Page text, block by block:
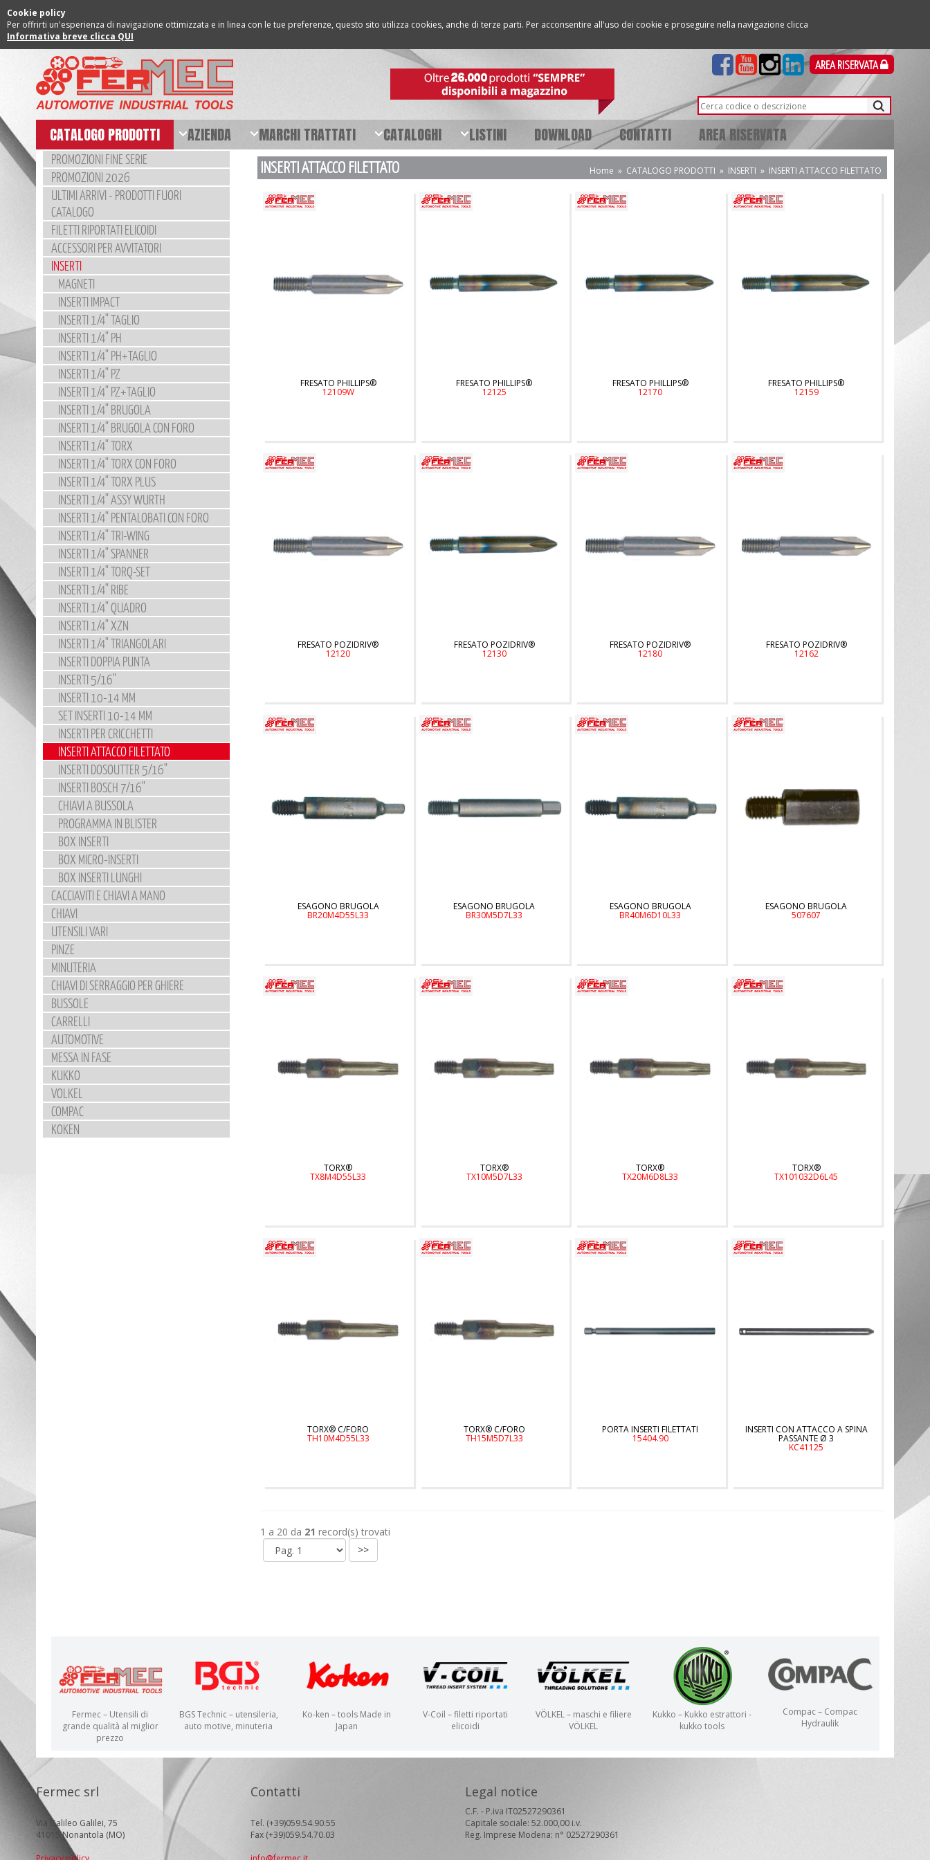
Cookie policy
Per offrirti un'esperienza di navigazione ottimizzata e in linea con le tue preferenze, questo sito utilizza cookies, anche di terze parti. Per acconsentire all'uso dei cookie e proseguire nella navigazione clicca
Informativa breve clicca QUI
AREA RISERVATA
CATALOGO PRODOTTI AZIENDA MARCHI TRATTATI CATALOGHI LISTINI DOWNLOAD CONTATTI AREA RISERVATA
PROMOZIONI FINE SERIE
PROMOZIONI 2026
ULTIMI ARRIVI - PRODOTTI FUORI
CATALOGO
FILETTI RIPORTATI ELICOIDI
ACCESSORI PER AVVITATORI
INSERTI
MAGNETI
INSERTI IMPACT
INSERTI 1/4" TAGLIO
INSERTI 1/4" PH
INSERTI 1/4" PH+TAGLIO
INSERTI 1/4" PZ
INSERTI 1/4" PZ+TAGLIO
INSERTI 1/4" BRUGOLA
INSERTI 1/4" BRUGOLA CON FORO
INSERTI 1/4" TORX
INSERTI 1/4" TORX CON FORO
INSERTI 1/4" TORX PLUS
INSERTI 1/4" ASSY WURTH
INSERTI 1/4" PENTALOBATI CON FORO
INSERTI 1/4" TRI-WING
INSERTI 1/4" SPANNER
INSERTI 1/4" TORQ-SET
INSERTI 1/4" RIBE
INSERTI 1/4" QUADRO
INSERTI 1/4" XZN
INSERTI 1/4" TRIANGOLARI
INSERTI DOPPIA PUNTA
INSERTI 5/16"
INSERTI 10-14 MM
SET INSERTI 10-14 MM
INSERTI PER CRICCHETTI
INSERTI ATTACCO FILETTATO
INSERTI DOSOUTTER 5/16"
INSERTI BOSCH 7/16"
CHIAVI A BUSSOLA
PROGRAMMA IN BLISTER
BOX INSERTI
BOX MICRO-INSERTI
BOX INSERTI LUNGHI
CACCIAVITI E CHIAVI A MANO
CHIAVI
UTENSILI VARI
PINZE
MINUTERIA
CHIAVI DI SERRAGGIO PER GHIERE
BUSSOLE
CARRELLI
AUTOMOTIVE
MESSA IN FASE
KUKKO
VOLKEL
COMPAC
KOKEN
INSERTI ATTACCO FILETTATO Home » CATALOGO PRODOTTI » INSERTI » INSERTI ATTACCO FILETTATO
FRESATO PHILLIPS®
12109W
FRESATO PHILLIPS®
12125
FRESATO PHILLIPS®
12170
FRESATO PHILLIPS®
12159
FRESATO POZIDRIV®
12120
FRESATO POZIDRIV®
12130
FRESATO POZIDRIV®
12180
FRESATO POZIDRIV®
12162
ESAGONO BRUGOLA
BR20M4D55L33
ESAGONO BRUGOLA
BR30M5D7L33
ESAGONO BRUGOLA
BR40M6D10L33
ESAGONO BRUGOLA
507607
TORX®
TX8M4D55L33
TORX®
TX10M5D7L33
TORX®
TX20M6D8L33
TORX®
TX101032D6L45
TORX® C/FORO
TH10M4D55L33
TORX® C/FORO
TH15M5D7L33
PORTA INSERTI FILETTATI
15404.90
INSERTI CON ATTACCO A SPINA
PASSANTE Ø 3
KC41125
1 a 20 da 21 record(s) trovati
>>
Fermec – Utensili di
grande qualità al miglior
prezzo
BGS Technic – utensileria,
auto motive, minuteria
Ko-ken – tools Made in
Japan
V-Coil – filetti riportati
elicoidi
VÖLKEL – maschi e filiere
VÖLKEL
Kukko – Kukko estrattori -
kukko tools
Compac – Compac
Hydraulik
Fermec srl
Via Galileo Galilei, 75
41015 Nonantola (MO)
Contatti
Tel. (+39)059.54.90.55
Fax (+39)059.54.70.03
Legal notice
C.F. - P.iva IT02527290361
Capitale sociale: 52.000,00 i.v.
Reg. Imprese Modena: n° 02527290361